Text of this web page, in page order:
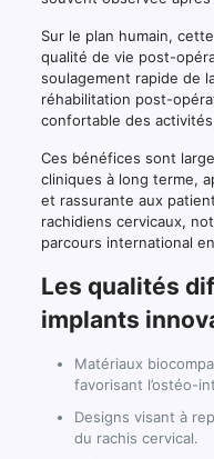
Sur le plan humain,
qualité de vie post-
soulagement rapide de
réhabilitation post-
confortable des
Ces bénéfices sont
cliniques à long terme,
et rassurante aux
rachidiens cervicaux,
parcours international
Les qualités
implants
Matériaux
favorisant l’ostéo-
Designs visant à
du rachis cervical.